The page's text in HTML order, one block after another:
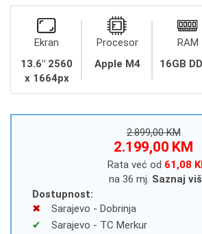
Ekran
13.6" 2560
x 1664px
Procesor
Apple M4
RAM
16GB
2.899,00 KM
2.199,00 KM
Rata već od 61,08
na 36 mj. Saznaj
Dostupnost:
Sarajevo - Dobrinja
Sarajevo - TC Merkur